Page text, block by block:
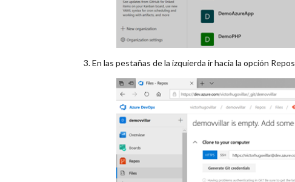
En las pestañas de la izquierda ir hacia la opción Repos